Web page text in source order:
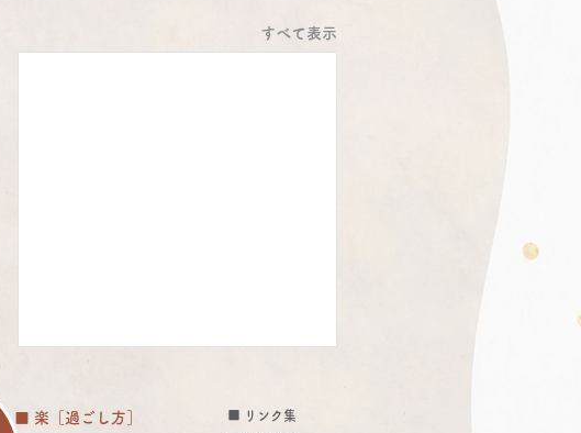
すべて表示
■ 楽［過ごし方］
■ リンク集